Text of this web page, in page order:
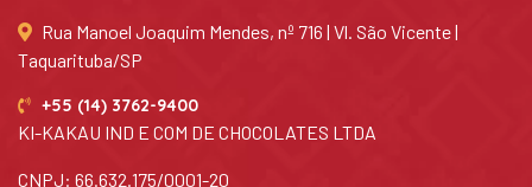
Rua Manoel Joaquim Mendes, nº 716 | Vl. São Vicente |
Taquarituba/SP
+55 (14) 3762-9400
KI-KAKAU IND E COM DE CHOCOLATES LTDA
CNPJ: 66.632.175/0001-20